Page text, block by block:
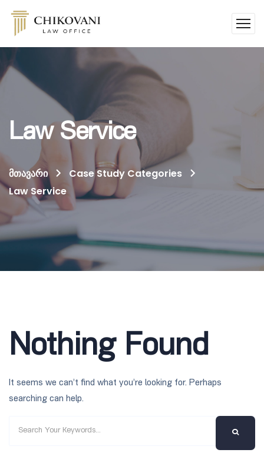
Law Service
მთავარი
Case Study Categories
Law Service
Nothing Found
It seems we can’t find what you’re looking for. Perhaps
searching can help.